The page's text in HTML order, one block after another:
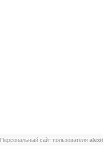
Персональный сайт пользователя